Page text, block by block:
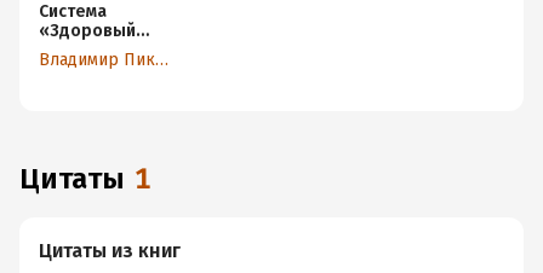
Система
«Здоровый
позвоночник» Владимир Пикуленко
Цитаты 1
Цитаты из книг